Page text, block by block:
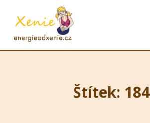
Štítek: 184